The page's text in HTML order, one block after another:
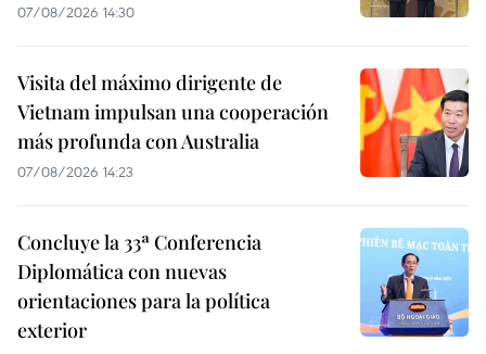
07/08/2026 14:30
Visita del máximo dirigente de
Vietnam impulsan una cooperación
más profunda con Australia
07/08/2026 14:23
Concluye la 33ª Conferencia
Diplomática con nuevas
orientaciones para la política
exterior